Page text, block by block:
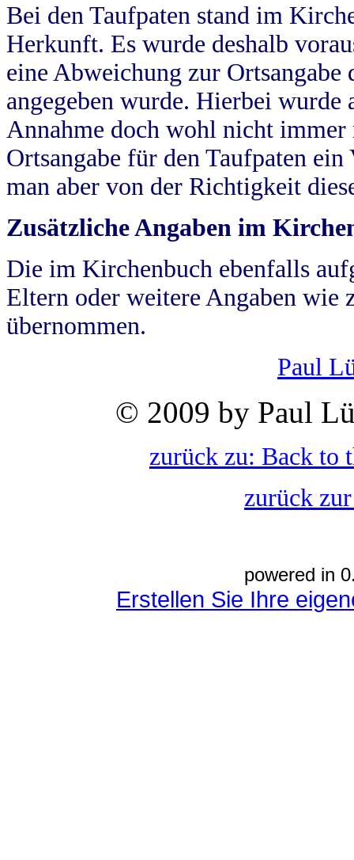
Bei den Taufpaten stand im
Herkunft. Es wurde deshalb
eine Abweichung zur
angegeben wurde. Hierbei wurde
Annahme doch wohl nicht
Ortsangabe für den Taufpaten
man aber von der Richtigkeit
Zusätzliche Angaben im
Die im Kirchenbuch ebenfalls
Eltern oder weitere Angaben wie
übernommen.
Paul
© 2009 by Paul
zurück zu: Back to
zurück
powered in
Erstellen Sie Ihre